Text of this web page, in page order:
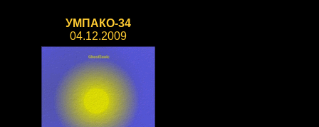
УМПАКО-34
04.12.2009